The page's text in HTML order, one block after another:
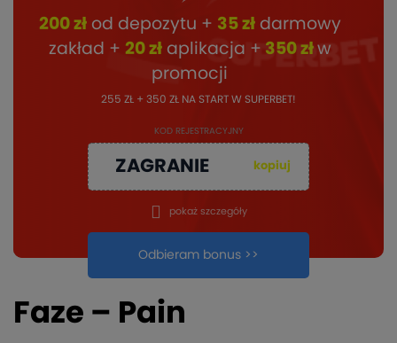
200 złod depozytu + 35 złdarmowy
zakład + 20 złaplikacja + 350 zł w
promocji
255 ZŁ + 350 ZŁ NA START W SUPERBET!
KOD REJESTRACYJNY
ZAGRANIE kopiuj
Odbieram bonus >>
pokaż szczegóły
Faze – Pain